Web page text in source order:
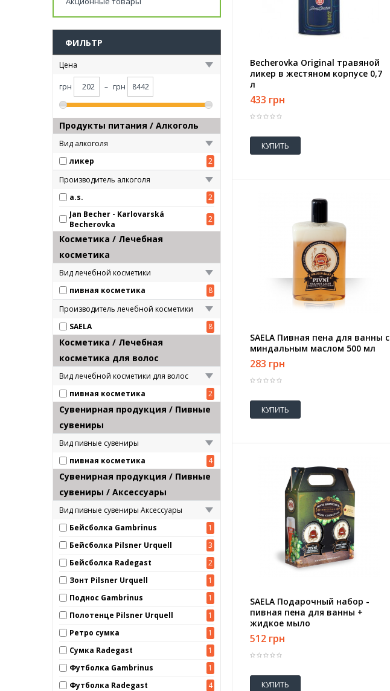
ФИЛЬТР
Цена
грн – грн
Продукты питания / Алкоголь
Вид алкоголя
ликер
2
Производитель алкоголя
a.s.
2
Jan Becher - Karlovarská
Becherovka
2
Косметика / Лечебная
косметика
Вид лечебной косметики
пивная косметика
8
Производитель лечебной косметики
SAELA
8
Косметика / Лечебная
косметика для волос
Вид лечебной косметики для волос
пивная косметика
2
Сувенирная продукция / Пивные
сувениры
Вид пивные сувениры
пивная косметика
4
Сувенирная продукция / Пивные
сувениры / Аксессуары
Вид пивные сувениры Аксессуары
Бейсболка Gambrinus
1
Бейсболка Pilsner Urquell
3
Бейсболка Radegast
2
Зонт Pilsner Urquell
1
Поднос Gambrinus
1
Полотенце Pilsner Urquell
1
Ретро сумка
1
Сумка Radegast
1
Футболка Gambrinus
1
Футболка Radegast
4
Becherovka Original травяной
ликер в жестяном корпусе 0,7
л
433 грн
КУПИТЬ
SAELA Пивная пена для ванны с
миндальным маслом 500 мл
283 грн
КУПИТЬ
SAELA Подарочный набор -
пивная пена для ванны +
жидкое мыло
512 грн
КУПИТЬ